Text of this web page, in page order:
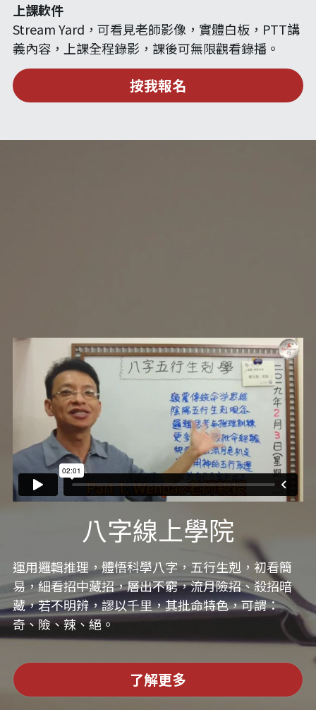
上課軟件
Stream Yard，可看見老師影像，實體白板，PTT講
義內容，上課全程錄影，課後可無限觀看錄播。
按我報名
八字線上學院
運用邏輯推理，體悟科學八字，五行生剋，初看簡
易，細看招中藏招，層出不窮，流月險招、殺招暗
藏，若不明辨，謬以千里，其批命特色，可謂：
奇、險、辣、絕。
了解更多